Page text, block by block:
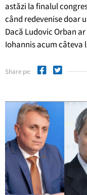
astăzi la finalul
când redevenise doar
Dacă Ludovic Orban
Iohannis acum
Share pe: